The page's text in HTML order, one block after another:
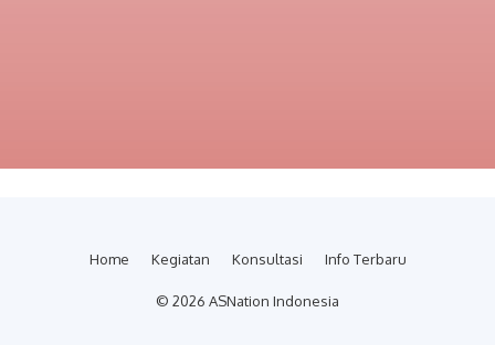
Home Kegiatan Konsultasi Info Terbaru
© 2026 ASNation Indonesia